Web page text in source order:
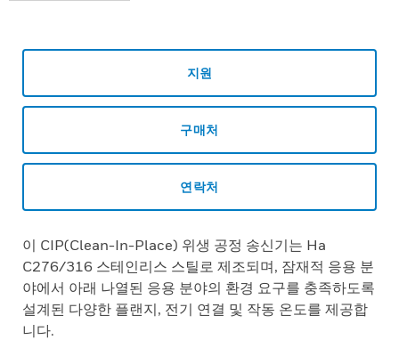
지원
구매처
연락처
이 CIP(Clean-In-Place) 위생 공정 송신기는 Ha
C276/316 스테인리스 스틸로 제조되며, 잠재적 응용 분
야에서 아래 나열된 응용 분야의 환경 요구를 충족하도록
설계된 다양한 플랜지, 전기 연결 및 작동 온도를 제공합
니다.